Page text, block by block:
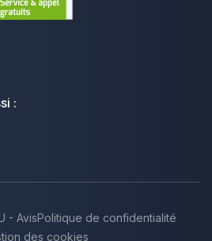
:
- AvisPolitique de confidentialité
des cookies